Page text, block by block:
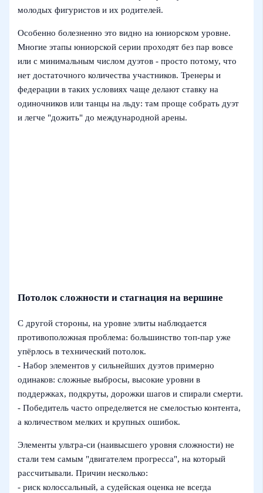
молодых фигуристов и их родителей.
Особенно болезненно это видно на юниорском уровне.
Многие этапы юниорской серии проходят без пар вовсе
или с минимальным числом дуэтов - просто потому, что
нет достаточного количества участников. Тренеры и
федерации в таких условиях чаще делают ставку на
одиночников или танцы на льду: там проще собрать дуэт
и легче "дожить" до международной арены.
Потолок сложности и стагнация на вершине
С другой стороны, на уровне элиты наблюдается
противоположная проблема: большинство топ-пар уже
упёрлось в технический потолок.
- Набор элементов у сильнейших дуэтов примерно
одинаков: сложные выбросы, высокие уровни в
поддержках, подкруты, дорожки шагов и спирали смерти.
- Победитель часто определяется не смелостью контента,
а количеством мелких и крупных ошибок.
Элементы ультра-си (наивысшего уровня сложности) не
стали тем самым "двигателем прогресса", на который
рассчитывали. Причин несколько:
- риск колоссальный, а судейская оценка не всегда